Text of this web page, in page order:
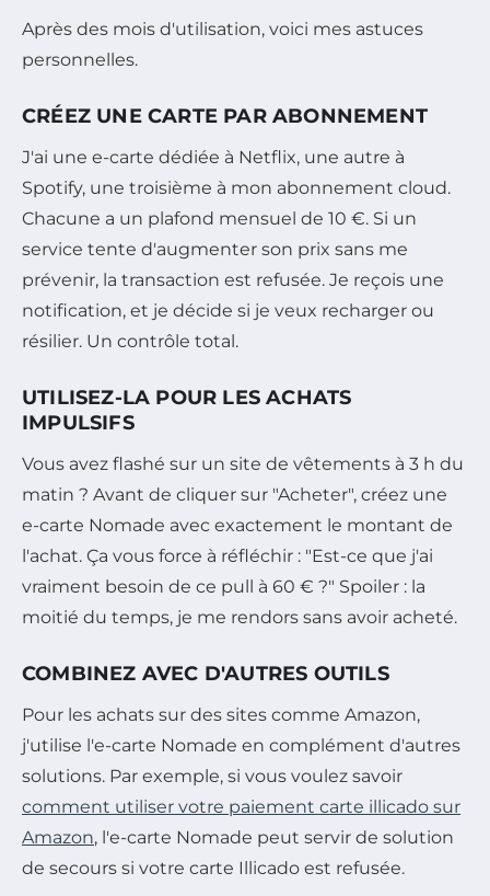
Après des mois d'utilisation, voici mes astuces
personnelles.
CRÉEZ UNE CARTE PAR ABONNEMENT
J'ai une e-carte dédiée à Netflix, une autre à
Spotify, une troisième à mon abonnement cloud.
Chacune a un plafond mensuel de 10 €. Si un
service tente d'augmenter son prix sans me
prévenir, la transaction est refusée. Je reçois une
notification, et je décide si je veux recharger ou
résilier. Un contrôle total.
UTILISEZ-LA POUR LES ACHATS
IMPULSIFS
Vous avez flashé sur un site de vêtements à 3 h du
matin ? Avant de cliquer sur "Acheter", créez une
e-carte Nomade avec exactement le montant de
l'achat. Ça vous force à réfléchir : "Est-ce que j'ai
vraiment besoin de ce pull à 60 € ?" Spoiler : la
moitié du temps, je me rendors sans avoir acheté.
COMBINEZ AVEC D'AUTRES OUTILS
Pour les achats sur des sites comme Amazon,
j'utilise l'e-carte Nomade en complément d'autres
solutions. Par exemple, si vous voulez savoir
comment utiliser votre paiement carte illicado sur
Amazon, l'e-carte Nomade peut servir de solution
de secours si votre carte Illicado est refusée.